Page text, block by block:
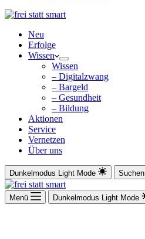
Neu
Erfolge
Wissen
Wissen
– Digitalzwang
– Bargeld
– Gesundheit
– Bildung
Aktionen
Service
Vernetzen
Über uns
Dunkelmodus Light Mode Suchen
Menü Dunkelmodus Light Mode